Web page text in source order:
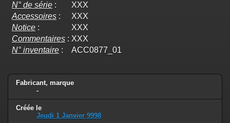
N° de série :
XXX
Accessoires :
XXX
Notice :
XXX
Commentaires : XXX
N° inventaire : ACC0877_01
Fabricant, marque
-
Créée le
Jeudi 1 Janvier 9998